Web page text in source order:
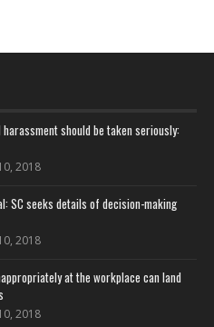
should be taken seriously:
2018
SC seeks details of decision-making
2018
at the workplace can land
2018